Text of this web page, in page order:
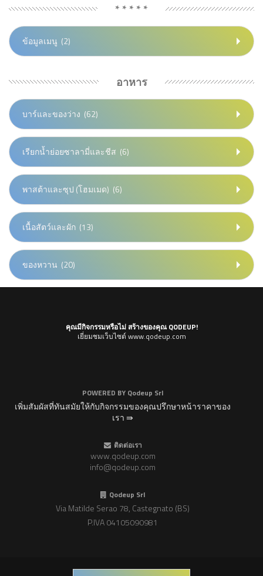
* * * * *
ข้อมูลเมนู (2)
อาหาร
บาร์และของว่าง (62)
เรียกน้ำย่อยซาลามี่และชีส (6)
พาสต้าและซุป (โฮมเมด) (6)
เนื้อสัตว์และผัก (13)
ของหวาน (20)
คุณมีกิจกรรมหรือไม่ สร้างของคุณ QODEUP!
เยี่ยมชมเว็บไซต์ www.qodeup.com
POWERED BY Qodeup Srl
เพิ่มสัมผัสที่ทันสมัยให้กับกิจกรรมของคุณปรึกษาหน้าราคาของ
เรา ⇛
ติดต่อเรา
www.qodeup.com
info@qodeup.com
Qodeup Srl
Via Matilde Serao 78, Castegnato (BS)
P.IVA 04105090981